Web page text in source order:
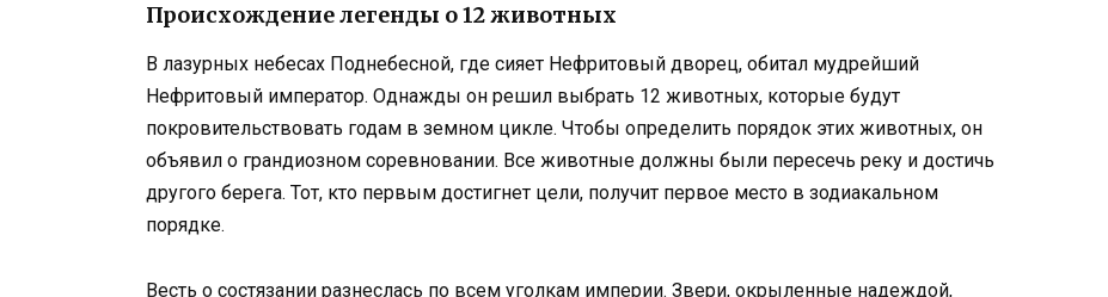
Происхождение легенды о 12 животных
В лазурных небесах Поднебесной, где сияет Нефритовый дворец, обитал мудрейший
Нефритовый император. Однажды он решил выбрать 12 животных, которые будут
покровительствовать годам в земном цикле. Чтобы определить порядок этих животных, он
объявил о грандиозном соревновании. Все животные должны были пересечь реку и достичь
другого берега. Тот, кто первым достигнет цели, получит первое место в зодиакальном
порядке.
Весть о состязании разнеслась по всем уголкам империи. Звери, окрыленные надеждой,